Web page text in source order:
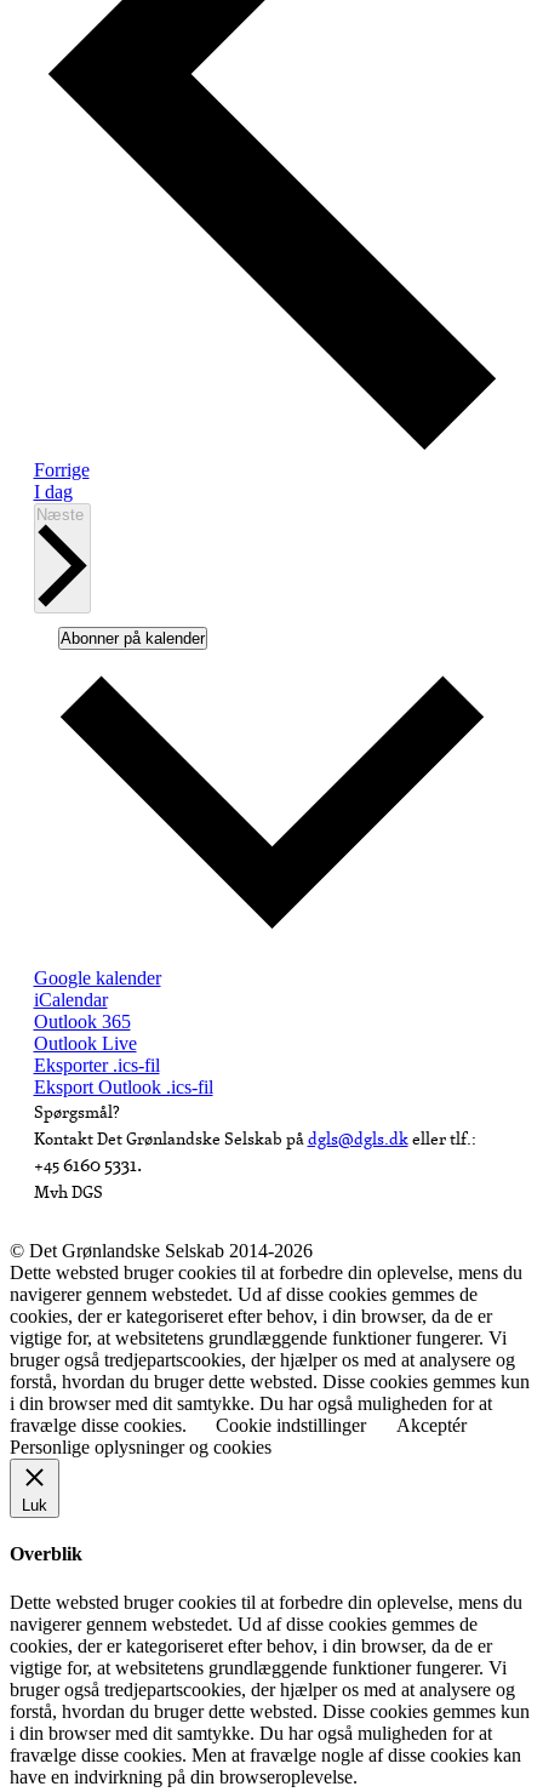
ForrigeBegivenheder
I dag
Næste
Abonner på kalender
Google kalender
iCalendar
Outlook 365
Outlook Live
Eksporter .ics-fil
Eksport Outlook .ics-fil
Spørgsmål?
Kontakt Det Grønlandske Selskab pådgls@dgls.dkeller tlf.:
+456160 5331.
Mvh DGS
© Det Grønlandske Selskab 2014-2026
Dette websted bruger cookies til at forbedre din oplevelse, mens du
navigerer gennem webstedet. Ud af disse cookies gemmes de
cookies, der er kategoriseret efter behov, i din browser, da de er
vigtige for, at websitetens grundlæggende funktioner fungerer. Vi
bruger også tredjepartscookies, der hjælper os med at analysere og
forstå, hvordan du bruger dette websted. Disse cookies gemmes kun
i din browser med dit samtykke. Du har også muligheden for at
fravælge disse cookies.
Cookie indstillinger
Akceptér
Personlige oplysninger og cookies
Luk
Overblik
Dette websted bruger cookies til at forbedre din oplevelse, mens du
navigerer gennem webstedet. Ud af disse cookies gemmes de
cookies, der er kategoriseret efter behov, i din browser, da de er
vigtige for, at websitetens grundlæggende funktioner fungerer. Vi
bruger også tredjepartscookies, der hjælper os med at analysere og
forstå, hvordan du bruger dette websted. Disse cookies gemmes kun
i din browser med dit samtykke. Du har også muligheden for at
fravælge disse cookies. Men at fravælge nogle af disse cookies kan
have en indvirkning på din browseroplevelse.